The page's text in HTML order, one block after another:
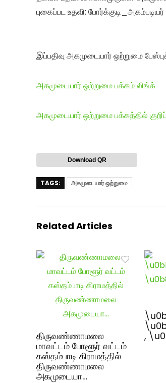
புகைப்பட உதவி:
இப்பதிவு அகமுடையார் ஒற்றுமை
அகமுடையார் ஒற்றுமை பக்கம் லிங்க்
அகமுடையார் ஒற்றுமை பக்கத்தில்
Download QR
TAGS: அகமுடையார் ஒற்றுமை
Related Articles
திருவண்ணாமலை
மாவட்டம் போளூர் வட்டம்
கஸ்தம்பாடி கிராமத்தில்
திருவண்ணாமலை
அகமுடையா…
,